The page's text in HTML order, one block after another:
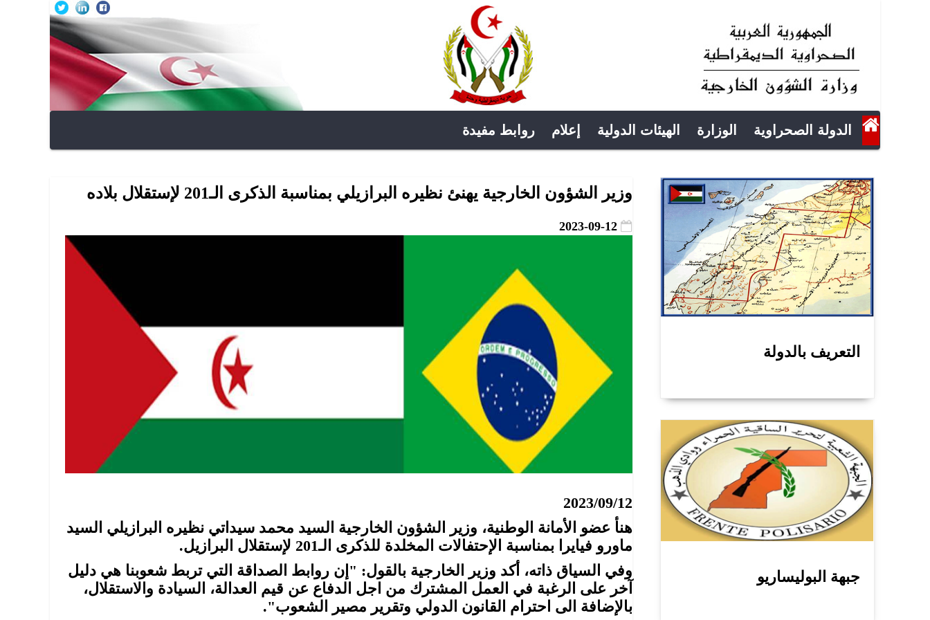
الدولة الصحراوية الوزارة الهيئات الدولية إعلام روابط مفيدة
وزير الشؤون الخارجية يهنئ نظيره البرازيلي بمناسبة الذكرى الـ201 لإستقلال بلاده
2023-09-12
2023/09/12
هنأ عضو الأمانة الوطنية، وزير الشؤون الخارجية السيد محمد سيداتي نظيره البرازيلي السيد
ماورو فيايرا بمناسبة الإحتفالات المخلدة للذكرى الـ201 لإستقلال البرازيل.
وفي السياق ذاته، أكد وزير الخارجية بالقول: "إن روابط الصداقة التي تربط شعوبنا هي دليل
آخر على الرغبة في العمل المشترك من اجل الدفاع عن قيم العدالة، السيادة والاستقلال،
بالإضافة الى احترام القانون الدولي وتقرير مصير الشعوب".
التعريف بالدولة
جبهة البوليساريو